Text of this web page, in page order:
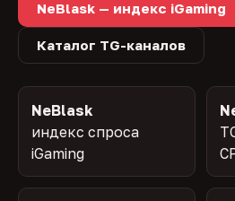
NeBlask — индекс iGaming
Каталог TG-каналов
NeBlask
индекс спроса
iGaming